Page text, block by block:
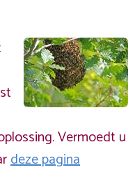
Vermoedt u
deze pagina